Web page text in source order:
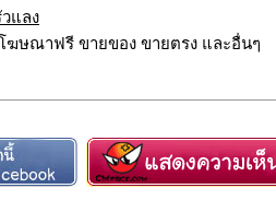
แลง
ฆษณาฟรี ขายของ ขายตรง และอื่นๆ